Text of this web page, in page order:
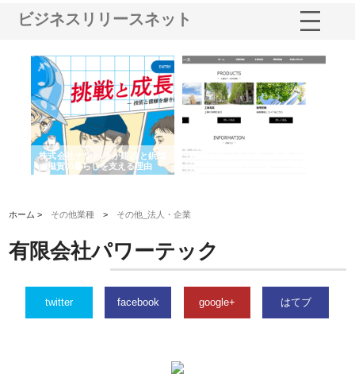
ビジネスリリースネット
株式会社ナツハラが建設と鋲螺
で滋賀の暮らしを支える理由
イトが提供する充実した情報内
ホーム > その他業種 > その他_法人・企業
有限会社パワーテック
twitter facebook google+ はてブ